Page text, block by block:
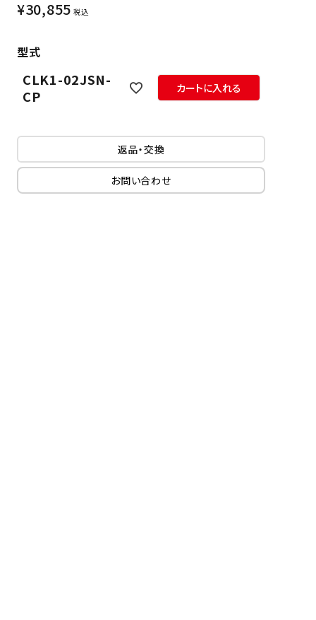
¥30,855 税込
型式
CLK1-02JSN-
CP
カートに入れる
返品・交換
お問い合わせ